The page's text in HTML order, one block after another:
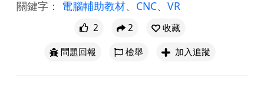
關鍵字： 電腦輔助教材、 CNC、 VR
2 2
收藏
問題回報
檢舉 加入追蹤